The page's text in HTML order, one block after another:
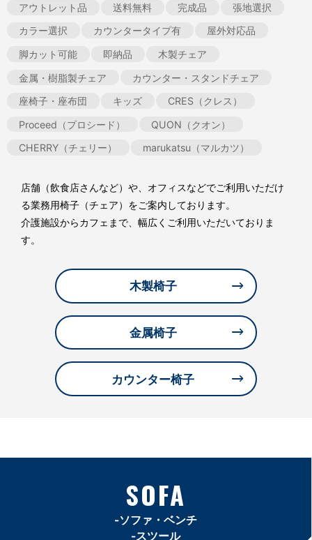
アウトレット品 送料無料 完成品
張地選択
カラー選択
カウンタータイプ有
屋外対応品
脚カット可能
即納品
木製チェア
金属・樹脂製チェア
カウンター・スタンドチェア
座椅子・座布団
キッズ
CRES（クレス）
Proceed（プロシード）
QUON（クオン）
CHERRY（チェリー）
marukatsu（マルカツ）
店舗（飲食店さんなど）や、オフィスなどでご利用いただけ
る業務用椅子（チェア）をご案内しております。
介護施設からカフェまで、幅広くご利用いただいておりま
す。
木製椅子
金属椅子
カウンター椅子
SOFA
-ソファ・ベンチ
-スツール